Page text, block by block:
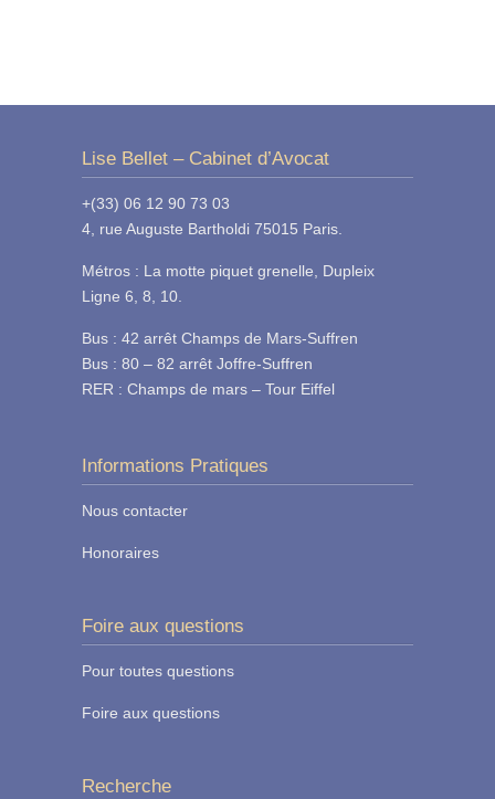
Lise Bellet – Cabinet d’Avocat
+(33) 06 12 90 73 03
4, rue Auguste Bartholdi 75015 Paris.
Métros : La motte piquet grenelle, Dupleix
Ligne 6, 8, 10.
Bus : 42 arrêt Champs de Mars-Suffren
Bus : 80 – 82 arrêt Joffre-Suffren
RER : Champs de mars – Tour Eiffel
Informations Pratiques
Nous contacter
Honoraires
Foire aux questions
Pour toutes questions
Foire aux questions
Recherche